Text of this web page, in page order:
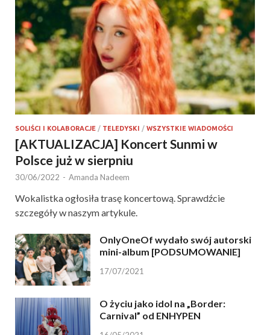
SOLIŚCI I KOLABORACJE / TELEDYSKI / WSZYSTKIE WIADOMOŚCI
[AKTUALIZACJA] Koncert Sunmi w
Polsce już w sierpniu
30/06/2022 - Amanda Nadeem
Wokalistka ogłosiła trasę koncertową. Sprawdźcie
szczegóły w naszym artykule.
OnlyOneOf wydało swój autorski
mini-album [PODSUMOWANIE]
17/07/2021
O życiu jako idol na „Border:
Carnival” od ENHYPEN